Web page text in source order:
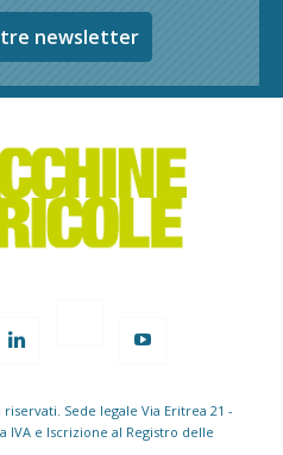
newsletter
Sede legale Via Eritrea 21 -
IVA e Iscrizione al Registro delle